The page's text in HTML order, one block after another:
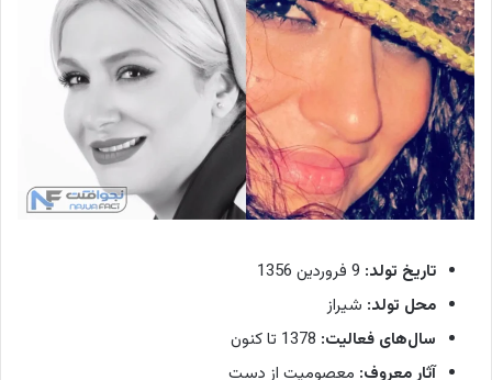
تاریخ تولد:
محل تولد: شیراز
سال‌های فعالیت:
آثار معروف: معصومیت از دست